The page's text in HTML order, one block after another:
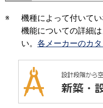
※
機種によって付いてい
機能についての詳細
い。 各メーカーのカ